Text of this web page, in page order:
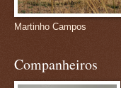
Martinho Campos
Companheiros